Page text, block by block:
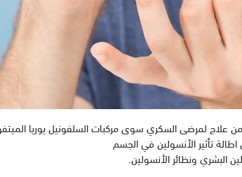
علاج لمرضى السكري سوى مركبات السلفونيل يوريا
تأثير الأنسولين في الجسم
البشري ونظائر الأنسولين.